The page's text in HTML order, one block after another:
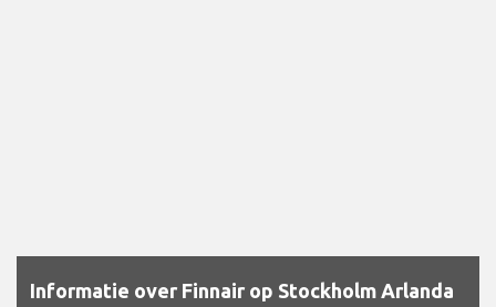
Informatie over Finnair op Stockholm Arlanda